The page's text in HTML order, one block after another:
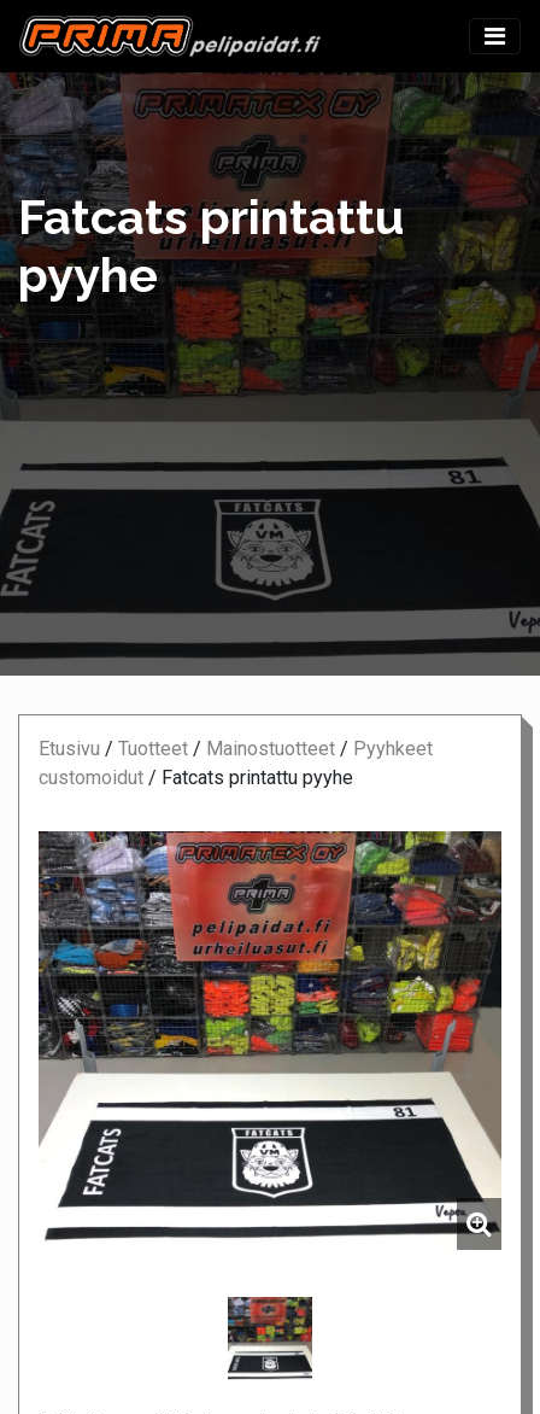
Fatcats printattu
pyyhe
Etusivu / Tuotteet / Mainostuotteet / Pyyhkeet
customoidut / Fatcats printattu pyyhe